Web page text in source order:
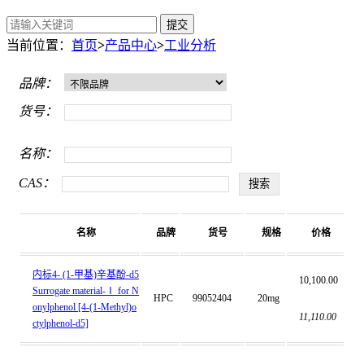
提交
当前位置： 首页>产品中心>工业分析
品牌：
货号：
名称：
CAS：
名称 品牌 货号 规格 价格
内标4- (1-甲基)辛基酚-d5
Surrogate material-Ⅰ for N
onylphenol [4-(1-Methyl)o
ctylphenol-d5]
HPC 99052404 20mg
10,100.00
11,110.00